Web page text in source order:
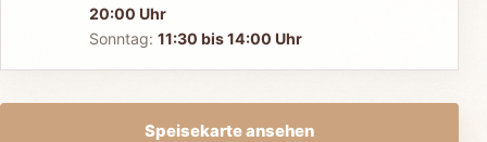
20:00 Uhr
Sonntag: 11:30 bis 14:00 Uhr
Speisekarte ansehen